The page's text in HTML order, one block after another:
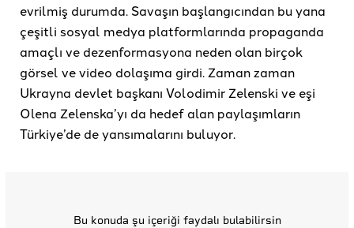
evrilmiş durumda. Savaşın başlangıcından bu yana
çeşitli sosyal medya platformlarında propaganda
amaçlı ve dezenformasyona neden olan birçok
görsel ve video dolaşıma girdi. Zaman zaman
Ukrayna devlet başkanı Volodimir Zelenski ve eşi
Olena Zelenska’yı da hedef alan paylaşımların
Türkiye’de de yansımalarını buluyor.
Bu konuda şu içeriği faydalı bulabilirsin